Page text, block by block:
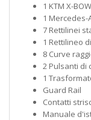
1 KTM X-
1 Mercedes-
7 Rettilinei
1 Rettilineo
8 Curve
2 Pulsanti di
1
Guard Rail
Contatti
Manuale